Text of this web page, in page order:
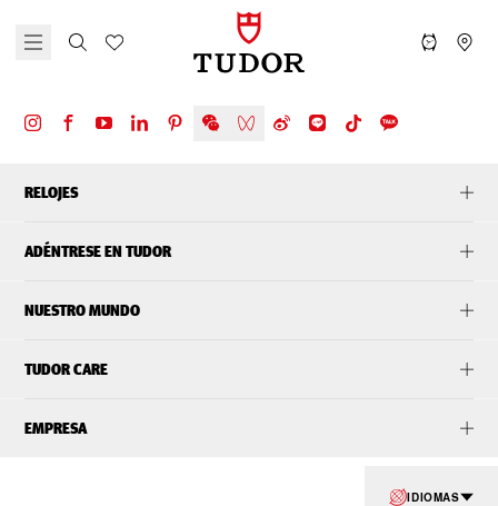
RELOJES
ADÉNTRESE EN TUDOR
NUESTRO MUNDO
TUDOR CARE
EMPRESA
IDIOMAS